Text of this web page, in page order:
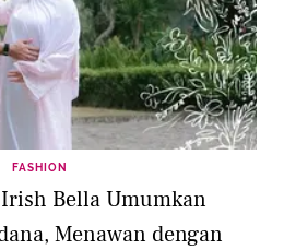
FASHION
Bella Umumkan
Menawan dengan